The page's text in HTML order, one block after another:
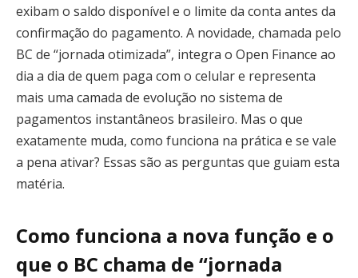
exibam o saldo disponível e o limite da conta antes da
confirmação do pagamento. A novidade, chamada pelo
BC de “jornada otimizada”, integra o Open Finance ao
dia a dia de quem paga com o celular e representa
mais uma camada de evolução no sistema de
pagamentos instantâneos brasileiro. Mas o que
exatamente muda, como funciona na prática e se vale
a pena ativar? Essas são as perguntas que guiam esta
matéria.
Como funciona a nova função e o
que o BC chama de “jornada